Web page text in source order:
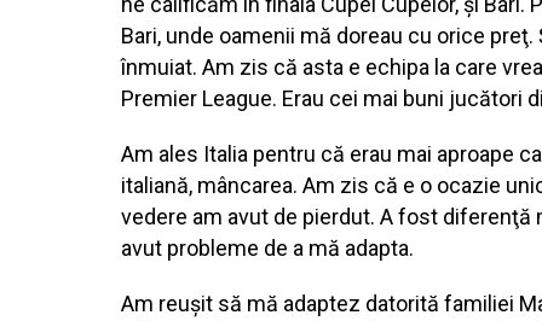
Bari, unde oamenii mă doreau cu orice preţ.
înmuiat. Am zis că asta e echipa la care
Premier League. Erau cei mai buni jucători
Am ales Italia pentru că erau mai aproape
italiană, mâncarea. Am zis că e o ocazie
vedere am avut de pierdut. A fost diferenţă
avut probleme de a mă adapta.
Am reuşit să mă adaptez datorită familiei